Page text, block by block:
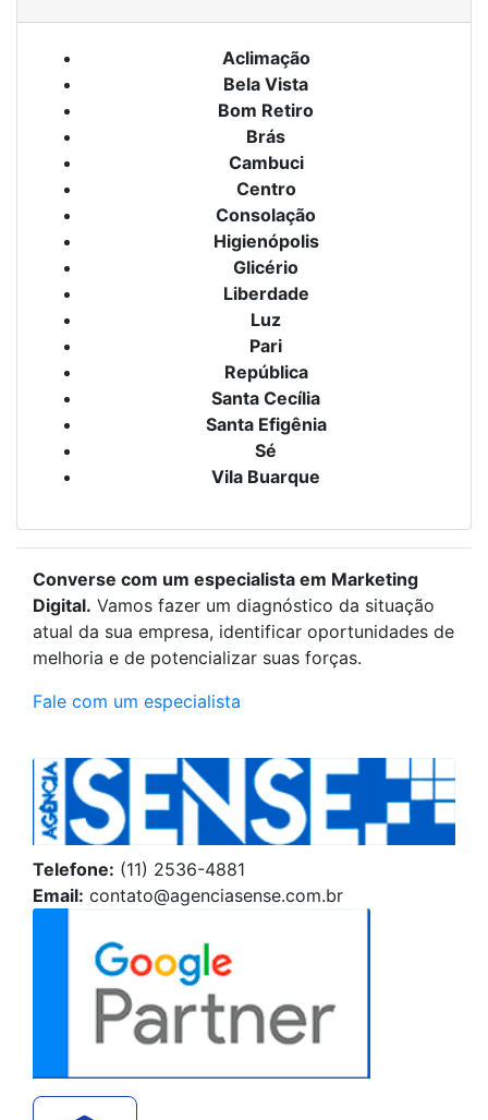
Aclimação
Bela Vista
Bom Retiro
Brás
Cambuci
Centro
Consolação
Higienópolis
Glicério
Liberdade
Luz
Pari
República
Santa Cecília
Santa Efigênia
Sé
Vila Buarque
Converse com um especialista em Marketing
Digital. Vamos fazer um diagnóstico da situação
atual da sua empresa, identificar oportunidades de
melhoria e de potencializar suas forças.
Fale com um especialista
Telefone: (11) 2536-4881
Email: contato@agenciasense.com.br